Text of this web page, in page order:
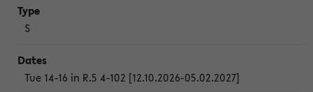
S
Tue 14-16 in R.5 4-102 [12.10.2026-05.02.2027]